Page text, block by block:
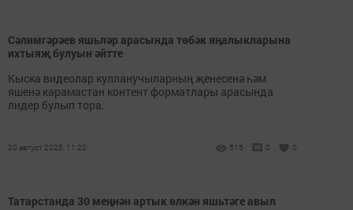
Сәлимгәрәев яшьләр арасында төбәк яңалыкларына
ихтыяҗ булуын әйтте
Кыска видеолар кулланучыларның җенесенә һәм
яшенә карамастан контент форматлары арасында
лидер булып тора.
20 август 2025, 11:22 515 0 0
Татарстанда 30 меңнән артык өлкән яшьтәге авыл